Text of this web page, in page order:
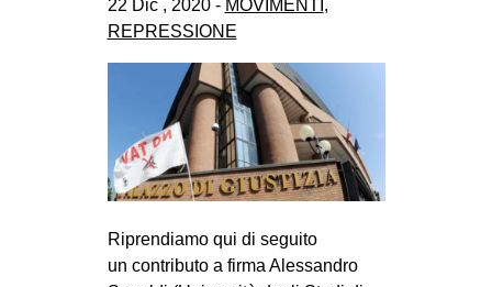
MUSICA
RECENSIONI
INTERNAZIONALE
AFRICA
AMERICHE
ESTREMO ORIENTE
EUROPA
22 Dic , 2020 - MOVIMENTI ,
REPRESSIONE
Riprendiamo qui di seguito
un contributo a firma Alessandro